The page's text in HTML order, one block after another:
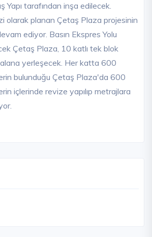
Yapı tarafından inşa edilecek.
olarak planan Çetaş Plaza projesinin
ediyor. Basın Ekspres Yolu
Çetaş Plaza, 10 katlı tek blok
yerleşecek. Her katta 600
bulunduğu Çetaş Plaza'da 600
içlerinde revize yapılıp metrajlara